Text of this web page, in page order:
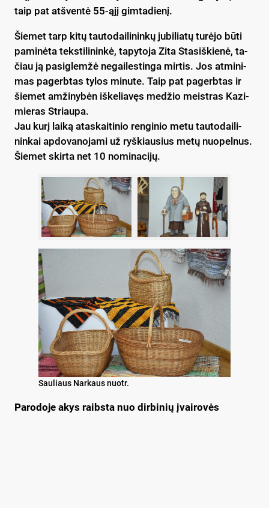
taip pat at­šven­tė 55-ąjį gim­ta­die­nį.
Šie­met tarp ki­tų tau­to­dai­li­nin­kų ju­bi­lia­tų tu­rė­jo bū­ti
pa­mi­nė­ta teks­ti­li­nin­kė, ta­py­to­ja Zi­ta Sta­siš­kie­nė, ta­
čiau ją pa­si­glem­žė ne­gai­les­tin­ga mir­tis. Jos at­mi­ni­
mas pa­gerb­tas ty­los mi­nu­te. Taip pat pa­gerb­tas ir
šie­met am­ži­ny­bėn iš­ke­lia­vęs me­džio meist­ras Ka­zi­
mie­ras Striau­pa.
Jau ku­rį lai­ką ata­skai­ti­nio ren­gi­nio me­tu tau­to­dai­li­
nin­kai ap­do­va­no­ja­mi už ryš­kiau­sius me­tų nuo­pel­nus.
Šie­met skir­ta net 10 no­mi­na­ci­jų.
Sauliaus Narkaus nuotr.
Parodoje akys raibsta nuo dirbinių įvairovės